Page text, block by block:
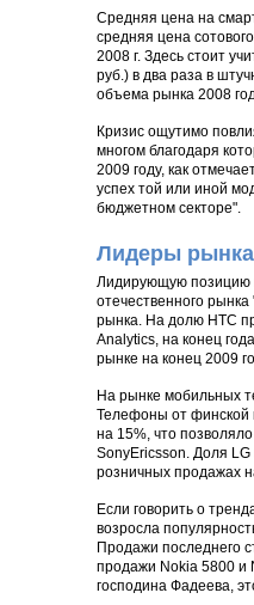
Средняя цена на
средняя цена
2008 г. Здесь стоит
руб.) в два раза в
объема рынка 2008
Кризис ощутимо
многом благодаря
2009 году, как
успех той или иной
бюджетном секторе".
Лидеры рынка
Лидирующую позицию
отечественного
рынка. На долю HTC
Analytics, на конец
рынке на конец 2009
На рынке мобильных
Телефоны от финской
на 15%, что
SonyEricsson. Доля LG
розничных продажах
Если говорить о
возросла
Продажи последнего
продажи Nokia 5800 и
господина Фадеева,